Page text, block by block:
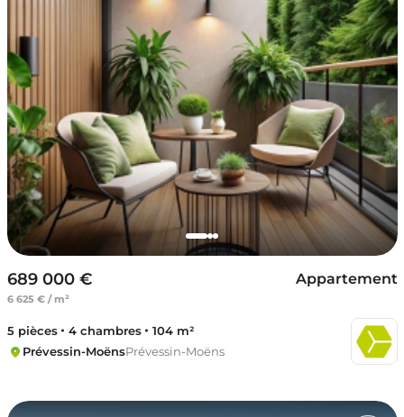
689 000 €
6 625 € / m²
Appartement
5 pièces 4 chambres
104 m²
Prévessin-MoënsPrévessin-Moëns